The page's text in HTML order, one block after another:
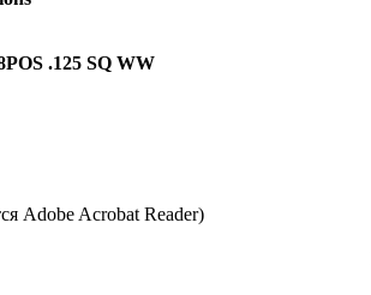
.125 SQ WW
Adobe Acrobat Reader)